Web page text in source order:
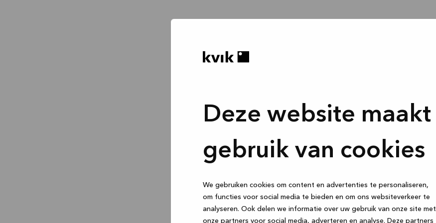
Deze website maakt
gebruik van cookies
We gebruiken cookies om content en advertenties te personaliseren,
om functies voor social media te bieden en om ons websiteverkeer te
analyseren. Ook delen we informatie over uw gebruik van onze site met
onze partners voor social media, adverteren en analyse. Deze partners